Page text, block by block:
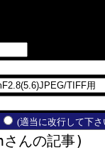
(適当に改行して下